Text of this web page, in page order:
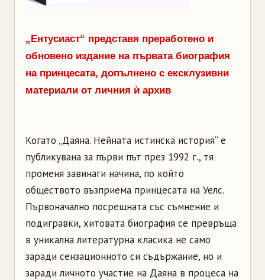
„Ентусиаст“ представя преработено и
обновено издание на първата биография
на принцесата, допълнено с ексклузивни
материали от личния ѝ архив
Когато „Даяна. Нейната истинска история“ е
публикувана за първи път през 1992 г., тя
променя завинаги начина, по който
обществото възприема принцесата на Уелс.
Първоначално посрещната със съмнение и
подигравки, хитовата биография се превръща
в уникална литературна класика не само
заради сензационното си съдържание, но и
заради личното участие на Даяна в процеса на